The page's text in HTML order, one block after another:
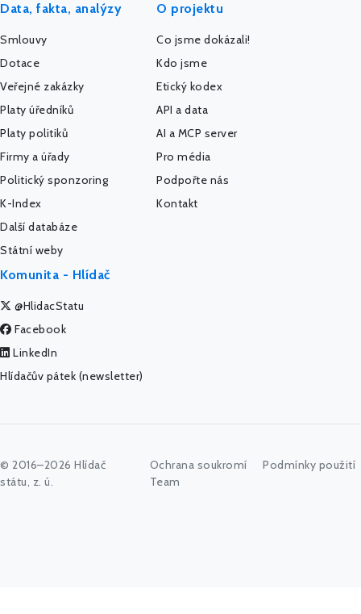
Data, fakta, analýzy
Smlouvy
Dotace
Veřejné zakázky
Platy úředníků
Platy politiků
Firmy a úřady
Politický sponzoring
K-Index
Další databáze
Státní weby
O projektu
Co jsme dokázali!
Kdo jsme
Etický kodex
API a data
AI a MCP server
Pro média
Podpořte nás
Kontakt
Komunita - Hlídač
@HlidacStatu
Facebook
LinkedIn
Hlídačův pátek (newsletter)
© 2016–2026 Hlídač
státu, z. ú.
Ochrana soukromí
Podmínky použití
Team